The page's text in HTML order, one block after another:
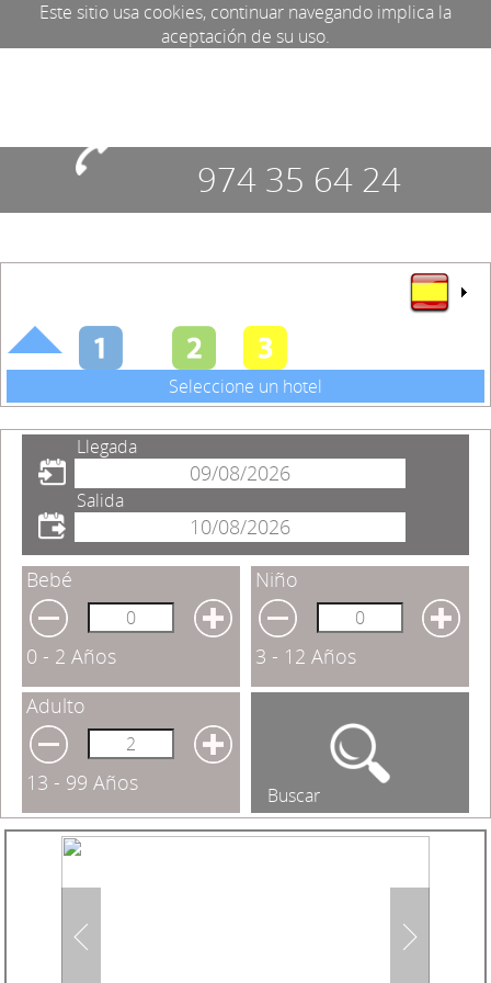
Este sitio usa cookies, continuar navegando implica la
aceptación de su uso.
974 35 64 24
Seleccione un hotel
Llegada
Salida
Bebé
0 - 2 Años
Niño
3 - 12 Años
Adulto
13 - 99 Años Buscar